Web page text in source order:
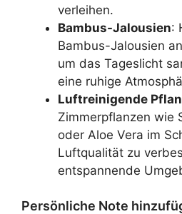
verleihen.
Bambus-Jalousien:
Bambus-Jalousien
um das Tageslicht
eine ruhige
Luftreinigende
Zimmerpflanzen wie
oder Aloe Vera im
Luftqualität zu
entspannende
Persönliche Note